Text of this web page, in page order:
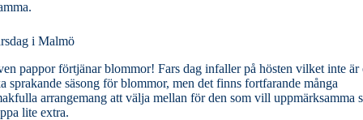
i Malmö
pappor förtjänar blommor! Fars dag infaller på hösten vilket inte är
sprakande säsong för blommor, men det finns fortfarande många
arrangemang att välja mellan för den som vill uppmärksamma
lite extra.